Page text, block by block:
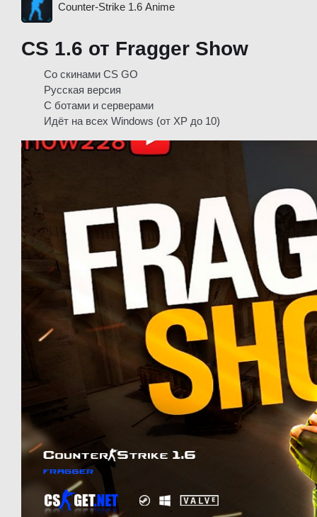
Counter-Strike 1.6 Anime
CS 1.6 от Fragger Show
Со скинами CS GO
Русская версия
С ботами и серверами
Идёт на всех Windows (от XP до 10)